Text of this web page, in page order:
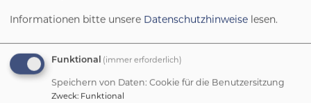
Evangelische Kirche in Deutschland
Servicestelle Segen in Bayern
Fachstelle für den Umgang mit
sexualisierter Gewalt
Informationen bitte unsere Datenschutzhinweise lesen.
Funktional (immer erforderlich)
Speichern von Daten: Cookie für die Benutzersitzung
Zweck: Funktional